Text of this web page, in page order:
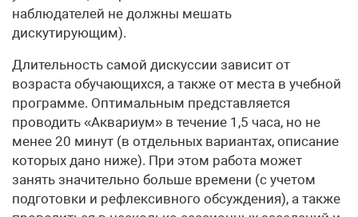
наблюдателей не должны мешать
дискутирующим).
Длительность самой дискуссии зависит от
возраста обучающихся, а также от места в учебной
программе. Оптимальным представляется
проводить «Аквариум» в течение 1,5 часа, но не
менее 20 минут (в отдельных вариантах, описание
которых дано ниже). При этом работа может
занять значительно больше времени (с учетом
подготовки и рефлексивного обсуждения), а также